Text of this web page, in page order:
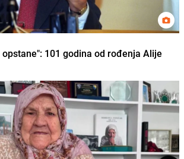
101 godina od rođenja Alije